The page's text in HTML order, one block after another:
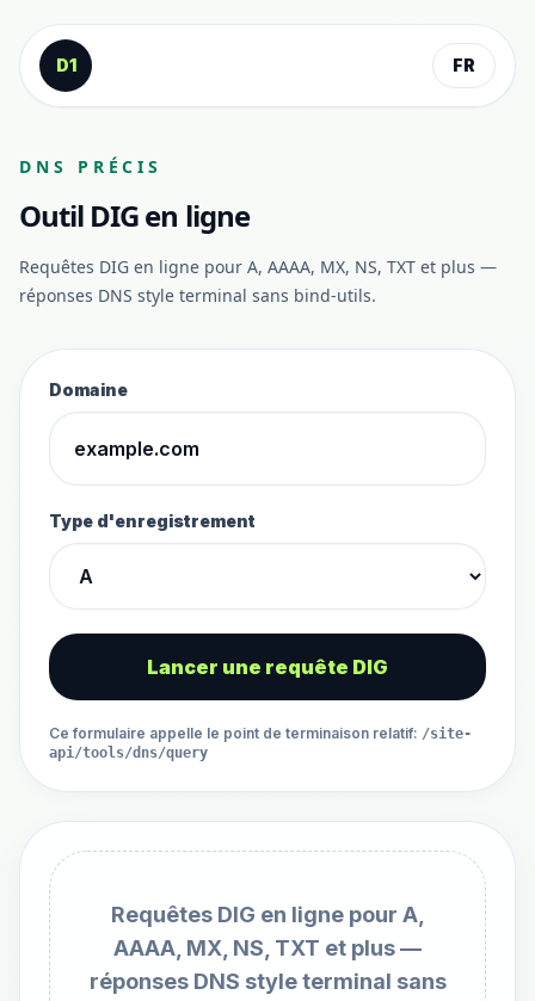
Aller au contenu
D1
FR
DNS PRÉCIS
Outil DIG en ligne
Requêtes DIG en ligne pour A, AAAA, MX, NS, TXT et plus —
réponses DNS style terminal sans bind-utils.
Domaine
Type d'enregistrement
Lancer une requête DIG
Ce formulaire appelle le point de terminaison relatif: /site-
api/tools/dns/query
Requêtes DIG en ligne pour A,
AAAA, MX, NS, TXT et plus —
réponses DNS style terminal sans